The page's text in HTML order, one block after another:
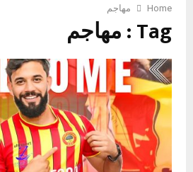
Home مهاجم
Tag : مهاجم